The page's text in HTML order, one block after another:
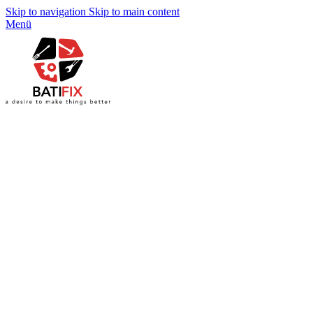
Skip to navigation Skip to main content
Menü